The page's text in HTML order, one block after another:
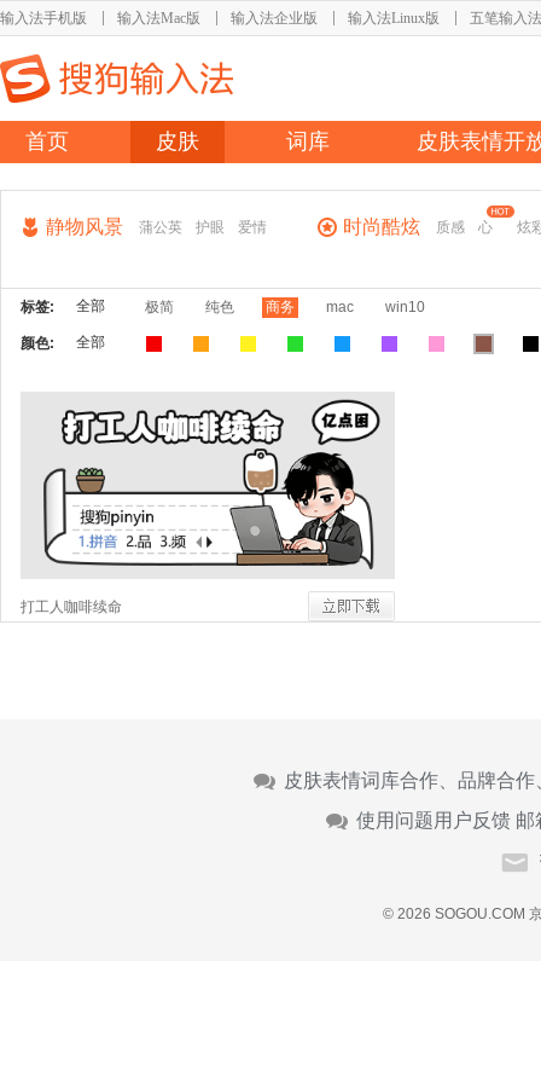
输入法手机版 输入法Mac版 输入法企业版 输入法Linux版 五笔输入法
首页 皮肤 词库 皮肤表情开
静物风景 蒲公英 护眼 爱情 时尚酷炫 质感 心 炫
标签: 全部 极简 纯色 商务 mac win10
颜色: 全部
打工人咖啡续命
皮肤表情词库合作、品牌合
使用问题用户反馈 邮
© 2026 SOGOU.COM